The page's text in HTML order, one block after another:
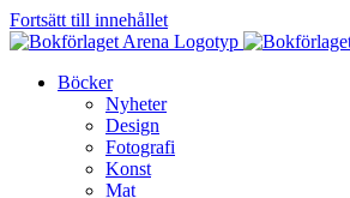
Fortsätt till innehållet
Böcker
Nyheter
Design
Fotografi
Konst
Mat